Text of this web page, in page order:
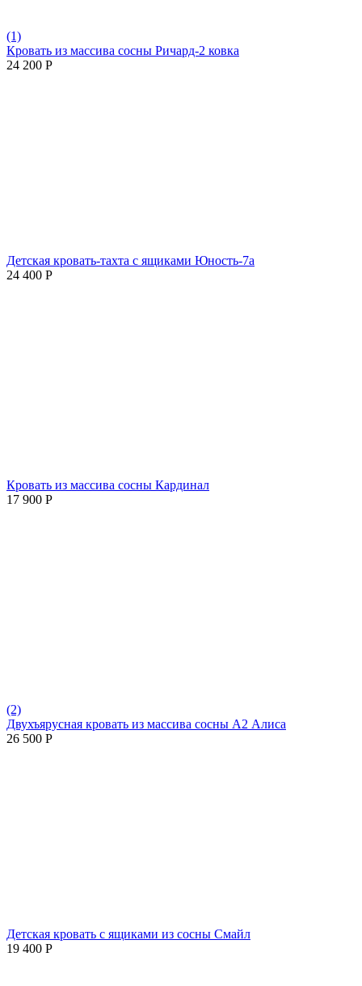
(1)
Кровать из массива сосны Ричард-2 ковка
24 200 Р
Детская кровать-тахта с ящиками Юность-7а
24 400 Р
Кровать из массива сосны Кардинал
17 900 Р
(2)
Двухъярусная кровать из массива сосны А2 Алиса
26 500 Р
Детская кровать с ящиками из сосны Смайл
19 400 Р